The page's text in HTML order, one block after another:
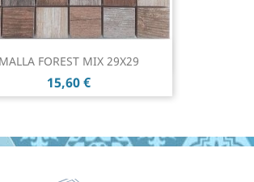
MALLA FOREST MIX 29X29
Prix
15,60 €
 Aperçu rapide